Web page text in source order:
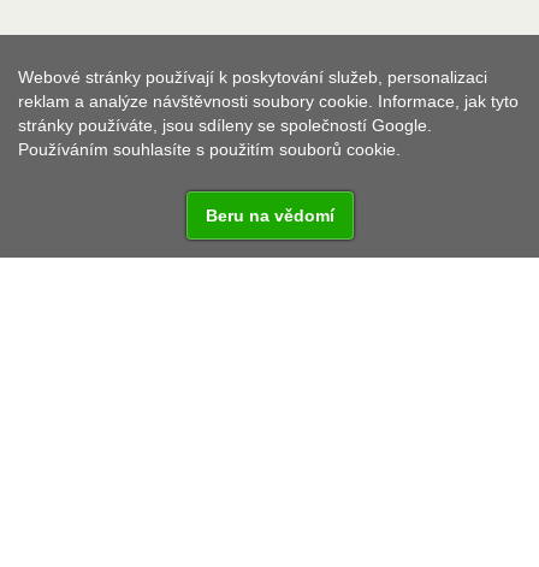
Webové stránky používají k poskytování služeb, personalizaci
reklam a analýze návštěvnosti soubory cookie. Informace, jak tyto
stránky používáte, jsou sdíleny se společností Google.
Používáním souhlasíte s použitím souborů cookie.
Beru na vědomí